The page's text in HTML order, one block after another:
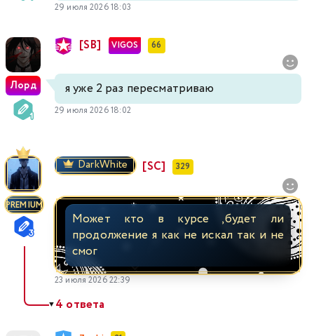
29 июля 2026 18:03
Лорд
[SB] VIGOS 66
я уже 2 раз пересматриваю
29 июля 2026 18:02
PREMIUM
DarkWhite [SC] 329
Может кто в курсе ,будет ли
продолжение я как не искал так и не
смог
23 июля 2026 22:39
▼4 ответа